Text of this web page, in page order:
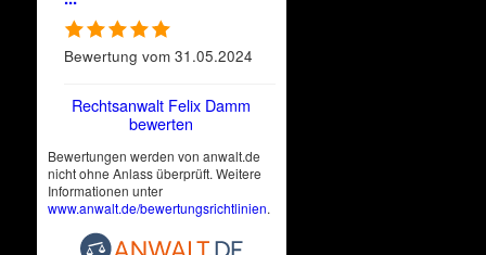
Bewertung vom 31.05.2024
Rechtsanwalt Felix Damm
bewerten
Bewertungen werden von anwalt.de
nicht ohne Anlass überprüft. Weitere
Informationen unter
www.anwalt.de/bewertungsrichtlinien.